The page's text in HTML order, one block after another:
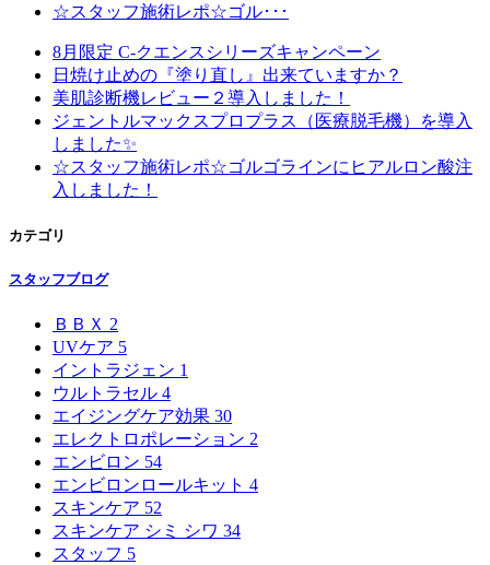
☆スタッフ施術レポ☆ゴル･･･
8月限定 C-クエンスシリーズキャンペーン
日焼け止めの『塗り直し』出来ていますか？
美肌診断機レビュー２導入しました！
ジェントルマックスプロプラス（医療脱毛機）を導入
しました✨
☆スタッフ施術レポ☆ゴルゴラインにヒアルロン酸注
入しました！
カテゴリ
スタッフブログ
ＢＢＸ 2
UVケア 5
イントラジェン 1
ウルトラセル 4
エイジングケア効果 30
エレクトロポレーション 2
エンビロン 54
エンビロンロールキット 4
スキンケア 52
スキンケア シミ シワ 34
スタッフ 5